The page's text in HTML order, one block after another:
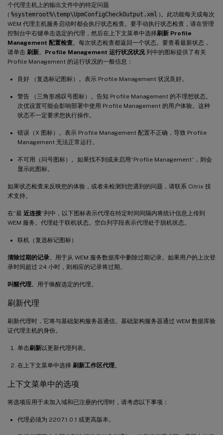
个代理主机上的输出文件中的特定问题
( %systemroot%\temp\UpmConfigCheckOutput.xml )。此功能每天或每次
WEM 代理主机服务启动时都会执行状态检查。要手动执行状态检查，请在管理
控制台中右键单击选定的代理，然后在上下文菜单中选择刷新 Profile
Management 配置检查。每次状态检查都返回一个状态。要查看最新状态，
请单击 刷新。 Profile Management 运行状况状况列中的图标提供了有关
Profile Management 的运行状况的一般信息：
良好 （复选标记图标）。表示 Profile Management 状况良好。
警告 （三角形感叹号图标）。告知 Profile Management 的不理想状态。
次优设置可能会影响部署中使用 Profile Management 的用户体验。这种
状态不一定要求您执行操作。
错误（X 图标）。表示 Profile Management 配置不正确，导致 Profile
Management 无法正常运行。
不可用（问号图标）。如果找不到或未启用“Profile Management”，则会
显示此图标。
如果状态检查未反映您的体验，或者未检测到您遇到的问题，请联系 Citrix 技
术支持。
在“最 近连接”列中，以下图标表示代理在特定时间间隔内将统计信息上传到
WEM 服务。代理处于联机状态。空白列字段表示代理处于脱机状态。
联机（复选标记图标）
清除过期的记录。用于从 WEM 服务数据库中删除过期记录。如果用户的上次登
录时间超过 24 小时，则相应的记录将过期。
叫醒代理。用于唤醒选定的代理。
刷新代理
刷新代理时，它将与基础架构服务器通信。基础架构服务器通过 WEM 数据库验
证代理主机的身份。
单击刷新以更新代理列表。
在上下文菜单中选择 刷新工作区代理。
上下文菜单中的选项
将选项应用于未加入域和已注册的代理时，请考虑以下事项：
代理必须为 2207.1.0.1 或更高版本。